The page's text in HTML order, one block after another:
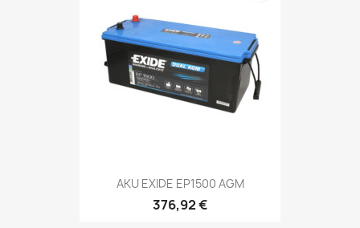
AKU EXIDE EP1500 AGM
376,92 €